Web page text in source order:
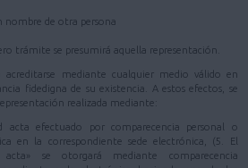
nombre de otra persona
trámite se presumirá aquella representación.
acreditarse mediante cualquier medio válido en
fidedigna de su existencia. A estos efectos, se
realizada mediante:
efectuado por comparecencia personal o
en la correspondiente sede electrónica, (5. El
acta» se otorgará mediante comparecencia